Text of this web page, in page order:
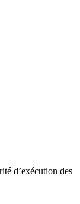
d’exécution des